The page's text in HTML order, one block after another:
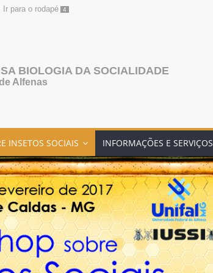
Ir para o rodapé 4
BIOLOGIA DA SOCIALIDADE
Alfenas
INSETOS SOCIAIS INFORMAÇÕES E SERVIÇOS